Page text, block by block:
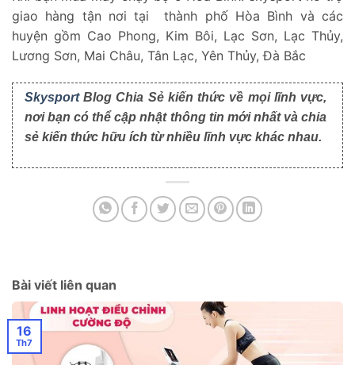
giao hàng tận nơi tại thành phố Hòa Bình và các
huyện gồm Cao Phong, Kim Bôi, Lạc Sơn, Lạc Thủy,
Lương Sơn, Mai Châu, Tân Lạc, Yên Thủy, Đà Bắc
SkysportBlog Chia Sẻ kiến thức về mọi lĩnh vực,
nơi bạn có thể cập nhật thông tin mới nhất và chia
sẻ kiến thức hữu ích từ nhiều lĩnh vực khác nhau.
Bài viết liên quan
16
Th7